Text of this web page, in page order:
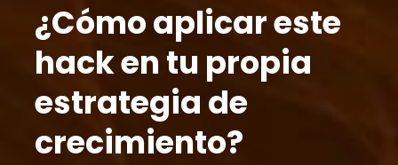
¿Cómo aplicar este
hack en tu propia
estrategia de
crecimiento?